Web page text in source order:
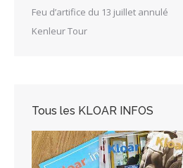
Feu d’artifice du 13 juillet annulé
Kenleur Tour
Tous les KLOAR INFOS